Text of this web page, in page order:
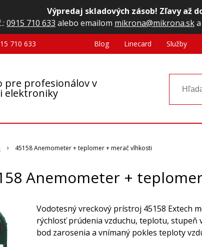
Výpredaj skladových zásob! Zľavy až
0915 710 633 alebo emailom mikrona@mikrona.sk
pre profesionálov v
elektroniky
710 633 Blog Linecard Služby
45158 Anemometer + teplomer + merač vlhkosti
Anemometer +
Vodotesný vreckový prístroj 45158 Extech
rýchlosť prúdenia vzduchu, teplotu, stupeň
bod zarosenia a vnímaný pokles teploty